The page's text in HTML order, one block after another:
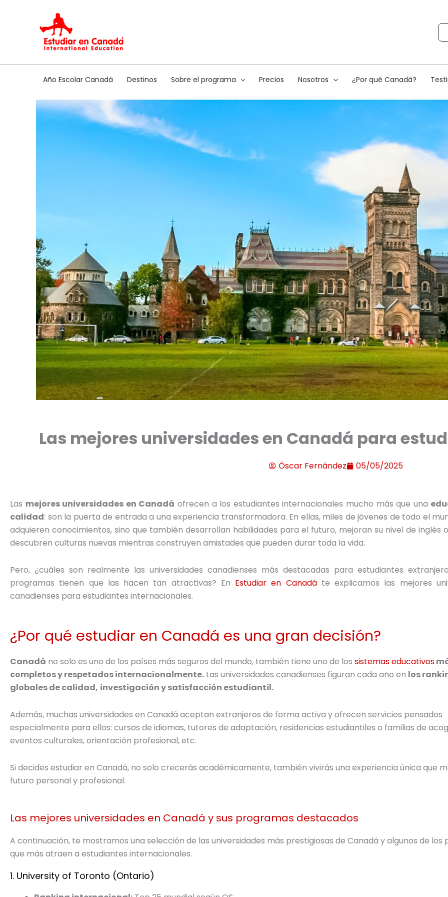
Año Escolar Canadá Destinos Sobre el programa Precios Nosotros ¿Por qué Canadá?
Las mejores universidades en Canadá para
Óscar Fernández 05/05/2025
Las mejores universidades en Canadá ofrecen a los estudiantes internacionales mucho más que una
calidad: son la puerta de entrada a una experiencia transformadora. En ellas, miles de jóvenes de todo el
adquieren conocimientos, sino que también desarrollan habilidades para el futuro, mejoran su nivel de inglés
descubren culturas nuevas mientras construyen amistades que pueden durar toda la vida.
Pero, ¿cuáles son realmente las universidades canadienses más destacadas para estudiantes
programas tienen que las hacen tan atractivas? En Estudiar en Canadáte explicamos las mejores
canadienses para estudiantes internacionales.
¿Por qué estudiar en Canadá es una gran decisión?
Canadá no solo es uno de los países más seguros del mundo, también tiene uno de los sistemas educativos
completos y respetados internacionalmente. Las universidades canadienses figuran cada año en los
globales de calidad, investigación y satisfacción estudiantil.
Además, muchas universidades en Canadá aceptan extranjeros de forma activa y ofrecen servicios pensados
especialmente para ellos: cursos de idiomas, tutores de adaptación, residencias estudiantiles o familias de
eventos culturales, orientación profesional, etc.
Si decides estudiar en Canadá, no solo crecerás académicamente, también vivirás una experiencia única que
futuro personal y profesional.
Las mejores universidades en Canadá y sus programas destacados
A continuación, te mostramos una selección de las universidades más prestigiosas de Canadá y algunos de los
que más atraen a estudiantes internacionales.
1. University of Toronto (Ontario)